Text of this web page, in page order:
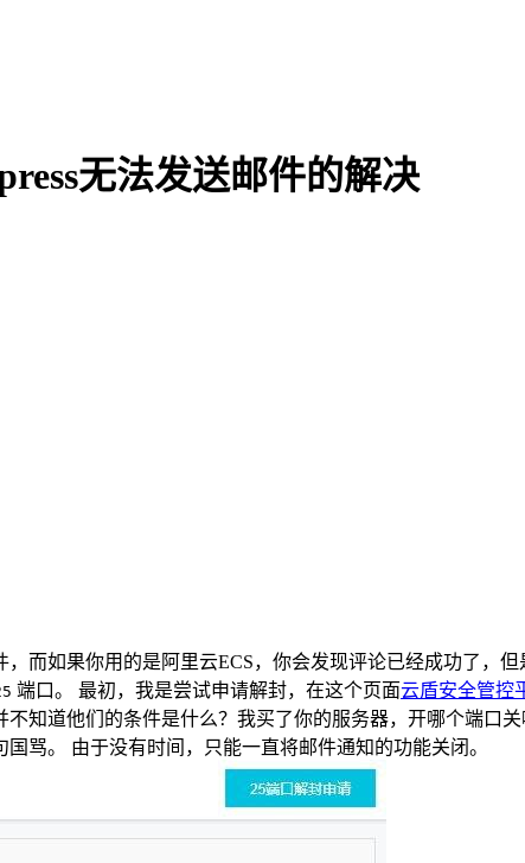
无法发送邮件的解决
，而如果你用的是阿里云ECS，你会发现评论已经成功了，
端口。 最初，我是尝试申请解封，在这个页面云盾安全管控
知道他们的条件是什么？我买了你的服务器，开哪个端口
骂。 由于没有时间，只能一直将邮件通知的功能关闭。